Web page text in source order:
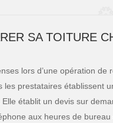
SA TOITURE
lors d’une opération
les prestataires établissent
établit un devis sur
aux heures de